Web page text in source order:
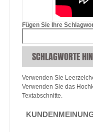
Fügen Sie Ihre
SCHLAGWORTE
Verwenden Sie
Verwenden Sie das
Textabschnitte.